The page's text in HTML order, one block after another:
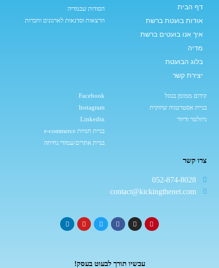
דף הבית
אודות בועטת ברשת
איך אנו בועטים ברשת
מדיה
בלוג הבועטת
יצירת קשר
הסודות שבמדיה
הרצאות וסדנאות לארגונים וחברות
קידום ממומן בגוגל
בניית אסטרטגיה שיווקית
ניוזלטר ודיוור
Facebook
Instagram
Linkedin
בניית חנויות e-commerce
בניית אתרים/עמודי נחיתה
צרו קשר
052-874-8028
contact@kickingthenet.com
עכשיו תורך לבעוט בעסק!